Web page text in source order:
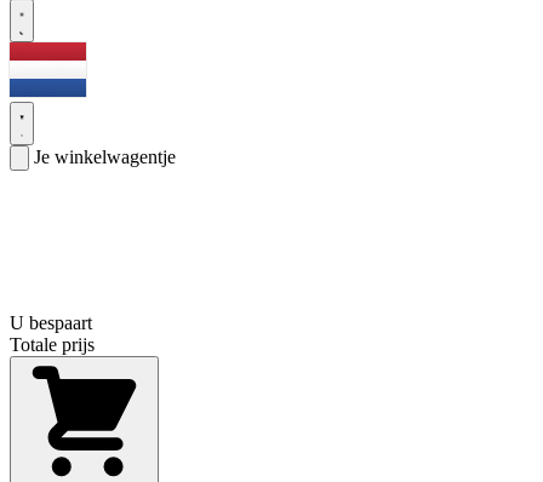
Je winkelwagentje
U bespaart
Totale prijs